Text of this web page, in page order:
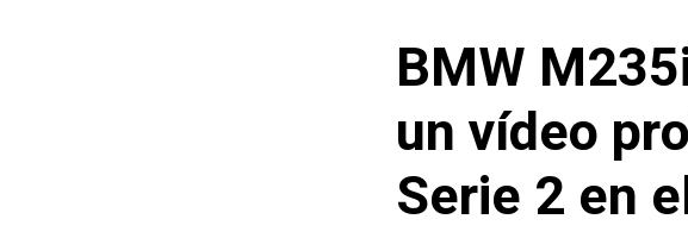
BMW
un vídeo
Serie 2 en